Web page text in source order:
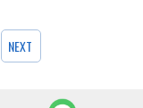
NEXT